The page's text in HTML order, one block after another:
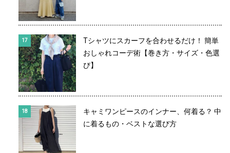
Tシャツにスカーフを合わせるだけ！ 簡単
おしゃれコーデ術【巻き方・サイズ・色選
び】
キャミワンピースのインナー、何着る？ 中
に着るもの・ベストな選び方